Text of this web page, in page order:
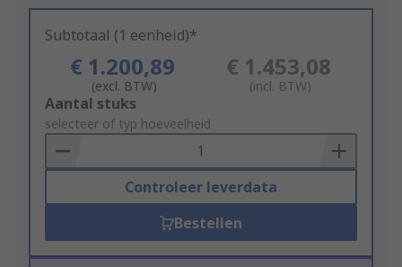
Subtotaal (1 eenheid)*
€ 1.200,89
(excl. BTW)
€ 1.453,08
(incl. BTW)
Add
to
Basket
Aantal stuks
selecteer of typ hoeveelheid
Controleer leverdata
Bestellen